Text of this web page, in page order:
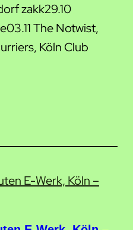
zakk29.10
The Notwist,
Köln Club